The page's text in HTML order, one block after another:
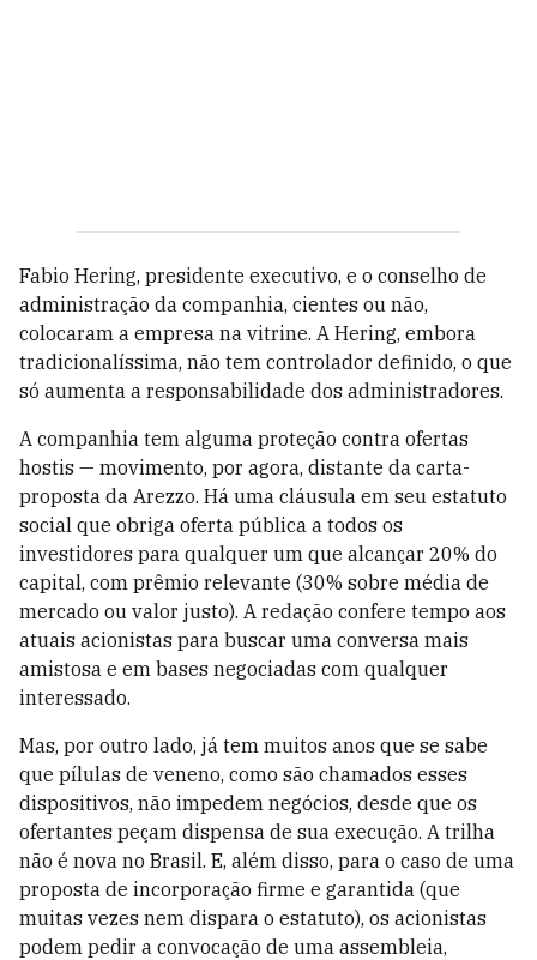
Fabio Hering, presidente executivo, e o conselho de
administração da companhia, cientes ou não,
colocaram a empresa na vitrine. A Hering, embora
tradicionalíssima, não tem controlador definido, o que
só aumenta a responsabilidade dos administradores.
A companhia tem alguma proteção contra ofertas
hostis — movimento, por agora, distante da carta-
proposta da Arezzo. Há uma cláusula em seu estatuto
social que obriga oferta pública a todos os
investidores para qualquer um que alcançar 20% do
capital, com prêmio relevante (30% sobre média de
mercado ou valor justo). A redação confere tempo aos
atuais acionistas para buscar uma conversa mais
amistosa e em bases negociadas com qualquer
interessado.
Mas, por outro lado, já tem muitos anos que se sabe
que pílulas de veneno, como são chamados esses
dispositivos, não impedem negócios, desde que os
ofertantes peçam dispensa de sua execução. A trilha
não é nova no Brasil. E, além disso, para o caso de uma
proposta de incorporação firme e garantida (que
muitas vezes nem dispara o estatuto), os acionistas
podem pedir a convocação de uma assembleia,